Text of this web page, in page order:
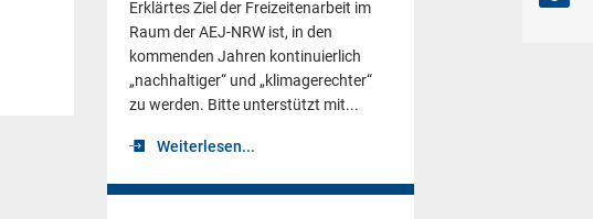
Erklärtes Ziel der Freizeitenarbeit im
Raum der AEJ-NRW ist, in den
kommenden Jahren kontinuierlich
„nachhaltiger“ und „klimagerechter“
zu werden. Bitte unterstützt mit...
Weiterlesen...